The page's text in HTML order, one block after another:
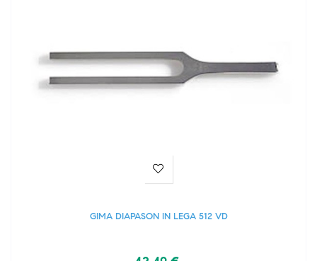
GIMA DIAPASON IN LEGA 512 VD